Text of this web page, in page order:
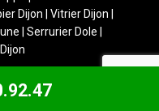
Dijon Vitrier Dijon
|Serrurier Dole